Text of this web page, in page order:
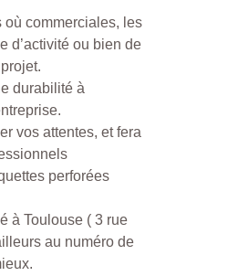
où commerciales, les
d’activité ou bien de
durabilité à
vos attentes, et fera
perforées
à Toulouse ( 3 rue
au numéro de